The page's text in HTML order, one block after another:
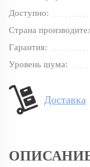
Доступно:
Страна
Гарантия:
Уровень шума:
Доставка